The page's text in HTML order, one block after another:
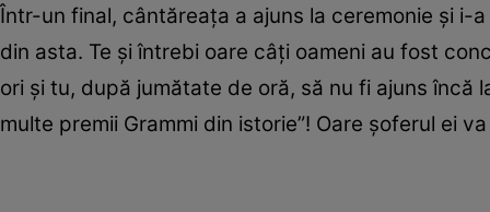
Într-un final, cântăreața a ajuns la ceremonie și i-
din asta. Te și întrebi oare câți oameni au fost
ori și tu, după jumătate de oră, să nu fi ajuns
multe premii Grammi din istorie”! Oare șoferul ei